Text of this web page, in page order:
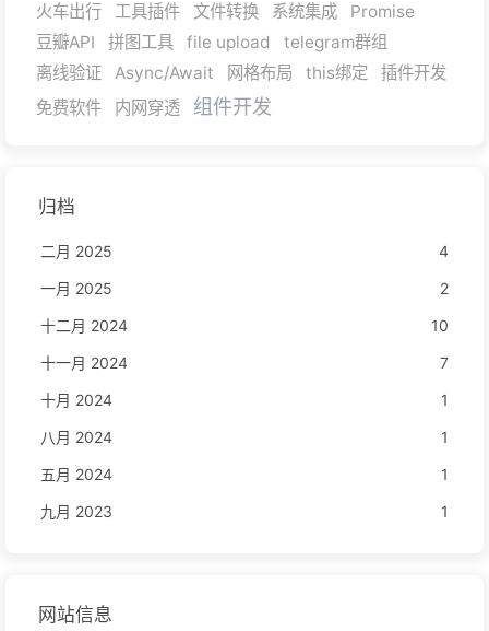
火车出行
工具插件 文件转换 系统集成
Promise
豆瓣API
拼图工具 file upload
telegram群组
离线验证
Async/Await 网格布局 this绑定
插件开发
免费软件
内网穿透 组件开发
归档
二月 2025
4
一月 2025
2
十二月 2024
10
十一月 2024
7
十月 2024
1
八月 2024
1
五月 2024
1
九月 2023
1
网站信息